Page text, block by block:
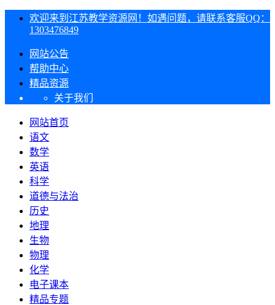
欢迎来到江苏教学资源网！如遇问题，请联系客服QQ：
1303476849
网站公告
帮助中心
精品资源
关于我们
网站首页
语文
数学
英语
科学
道德与法治
历史
地理
生物
物理
化学
电子课本
精品专题